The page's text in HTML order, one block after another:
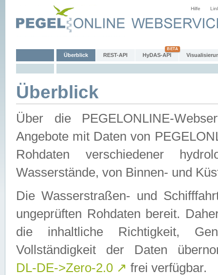
Hilfe
Überblick REST-API HyDAS-API
Überblick
Über die PEGELONLINE-
Angebote mit Daten von
Rohdaten verschiedener
Wasserstände, von Binnen- und
Die Wasserstraßen- und
ungeprüften Rohdaten bereit.
die inhaltliche Richtigkeit,
Vollständigkeit der Daten
DL-DE->Zero-2.0 ↗ frei verfügbar.